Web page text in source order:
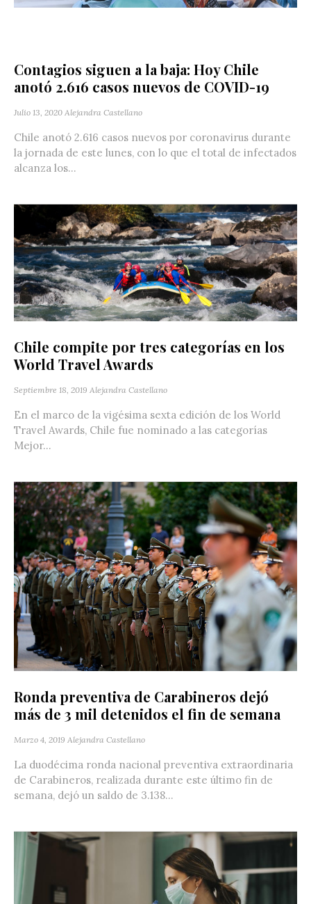
Contagios siguen a la baja: Hoy Chile
anotó 2.616 casos nuevos de COVID-19
Julio 13, 2020 Alejandra Castellano
Chile anotó 2.616 casos nuevos por coronavirus durante
la jornada de este lunes, con lo que el total de infectados
alcanza los...
Chile compite por tres categorías en los
World Travel Awards
Septiembre 18, 2019 Alejandra Castellano
En el marco de la vigésima sexta edición de los World
Travel Awards, Chile fue nominado a las categorías
Mejor...
Ronda preventiva de Carabineros dejó
más de 3 mil detenidos el fin de semana
Marzo 4, 2019 Alejandra Castellano
La duodécima ronda nacional preventiva extraordinaria
de Carabineros, realizada durante este último fin de
semana, dejó un saldo de 3.138...